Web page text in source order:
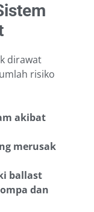
dirawat
risiko
akibat
merusak
ballast
dan